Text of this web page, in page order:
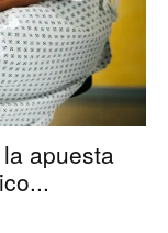
apuesta